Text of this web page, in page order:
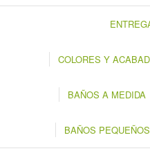
COLORES Y
BAÑOS A MEDIDA
BAÑOS PEQUEÑOS